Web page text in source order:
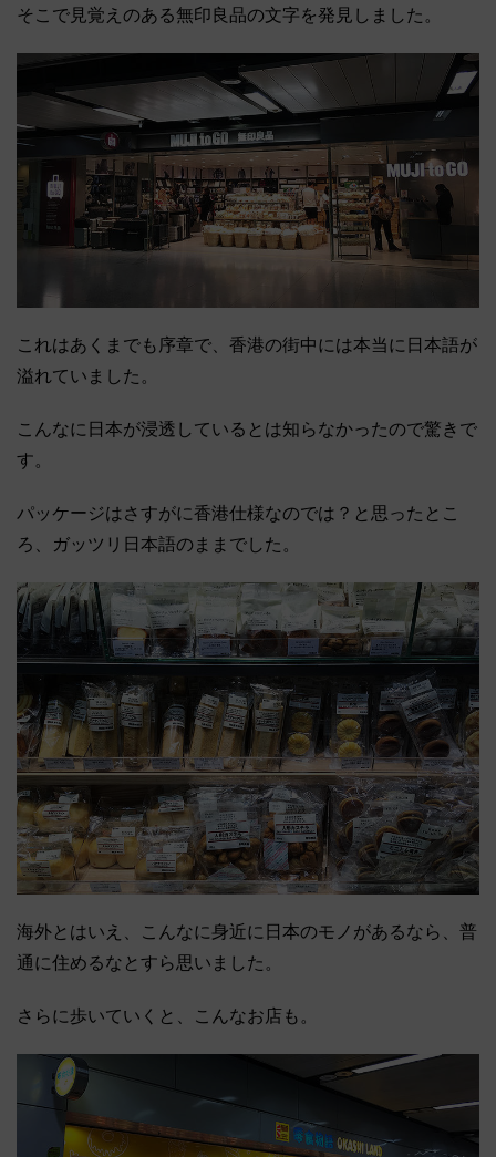
そこで見覚えのある無印良品の文字を発見しました。
これはあくまでも序章で、香港の街中には本当に日本語が
溢れていました。
こんなに日本が浸透しているとは知らなかったので驚きで
す。
パッケージはさすがに香港仕様なのでは？と思ったとこ
ろ、ガッツリ日本語のままでした。
海外とはいえ、こんなに身近に日本のモノがあるなら、普
通に住めるなとすら思いました。
さらに歩いていくと、こんなお店も。